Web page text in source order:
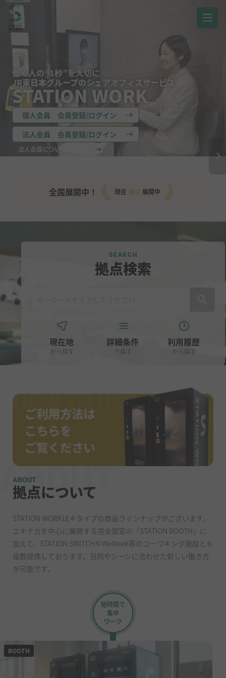
働く人の“1秒”を大切に
JR東日本グループのシェアオフィスサービス
STATION WORK
個人会員 会員登録/ログイン
法人会員 会員登録/ログイン
法人会員についてはこちら
全国展開中！ 現在 拠点 展開中
SEARCH
拠点検索
現在地
から探す
詳細条件
で探す
利用履歴
から探す
ABOUT
拠点について
STATION WORKは４タイプの商品ラインナップがございます。
エキナカを中心に展開する完全個室の「STATION BOOTH」に
加えて、STATION SWITCHやWeWork等のコーワキング施設とも
複数提携しております。目的やシーンに合わせた新しい働き方
が可能です。
短時間で
集中
ワーク
BOOTH